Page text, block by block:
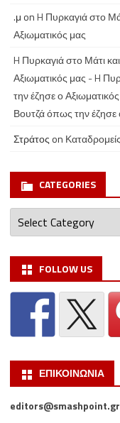
.μ onH Πυρκαγιά στο
Αξιωματικός μας
H Πυρκαγιά στο Μάτι
Αξιωματικός μας - H
την έζησε ο
Βουτζά όπως την έζησε
Στράτος on
CATEGORIES
Categories
FOLLOW US
ΕΠΙΚΟΙΝΩΝΙΑ
editors@smashpoint.gr